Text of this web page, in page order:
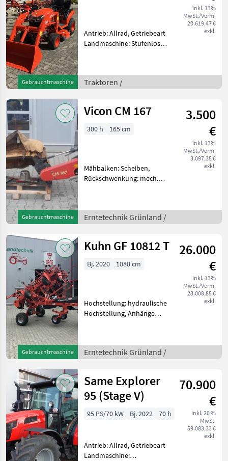
Gebrauchtmaschine
inkl. 13%
MwSt./Verm.
20.619,47 €
exkl.
Antrieb: Allrad, Getriebeart
Landmaschine: Stufenloses
Zapfwellendrehzahl: 540,
Höchstgeschwindigkeit in
hinte
Traktoren /
Gebrauchtmaschine
Vicon CM 167
3.500
€
inkl. 13%
MwSt./Verm.
3.097,35 €
exkl.
300 h 165 cm
Mähbalken: Scheiben,
Rückschwenkung: mech.
Hochstellung Leichtes und
gut erhaltenes Vicon
Mähscheiben 3 K
Erntetechnik Grünland /
Gebrauchtmaschine
Kuhn GF 10812 T
26.000
€
inkl. 13%
MwSt./Verm.
23.008,85 €
exkl.
Bj. 2020 1080 cm
Hochstellung: hydraulische
Hochstellung, Anhänge
Transport Fahrwerk,
Grenzstreueinrichtung,
Erntetechnik Grünland /
Same Explorer
95 (Stage V)
70.900
€
inkl. 20 %
MwSt.
59.083,33 €
exkl.
95 PS/70 kW Bj. 2022 70 h
Antrieb: Allrad, Getriebeart
Landmaschine: